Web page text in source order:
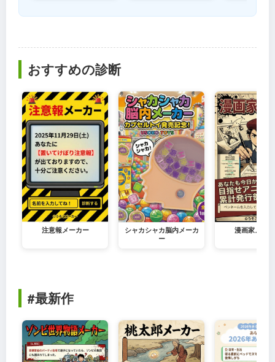
おすすめの診断
注意報メーカー
シャカシャカ脳内メーカ
ー
漫画家メー
#最新作